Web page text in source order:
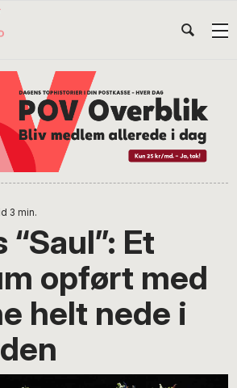
3 min.
Et
opført med
helt nede i